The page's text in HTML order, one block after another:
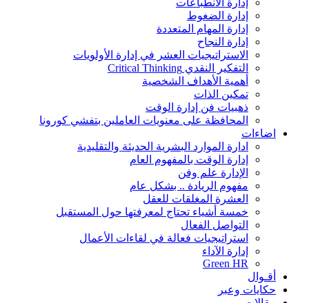
إدارة الضغوط
إدارة المهام المتعددة
إدارة النجاح
الاستراتيجيات العشر في إدارة الأولويات
التفكير النقدي Critical Thinking
أهمية الأهداف الشخصية
تمكين الذات
ذهبيات فن إدارة الوقت
المحافظة على معنويات العاملين بتفشي كورونا
اضاءات
ادارة الموارد البشرية الحديثة والتقليدية
إدارة الوقت بالمفهوم العام
الإدارة علم وفن
مفهوم الريادة .. بشكل عام
العشرة المغلقات للعقل
خمسة أشياء تحتاج لمعرفتها حول المستقبل
التواصل الفعال
استراتيجيات فعالة في لقاءات الأعمال
إدارة الآداء
Green HR
أقـوال
حكايات وعبر